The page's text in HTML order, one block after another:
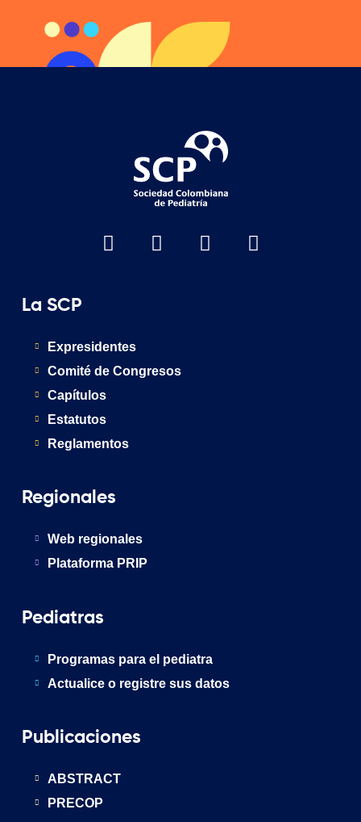
La SCP
Expresidentes
Comité de Congresos
Capítulos
Estatutos
Reglamentos
Regionales
Web regionales
Plataforma PRIP
Pediatras
Programas para el pediatra
Actualice o registre sus datos
Publicaciones
ABSTRACT
PRECOP